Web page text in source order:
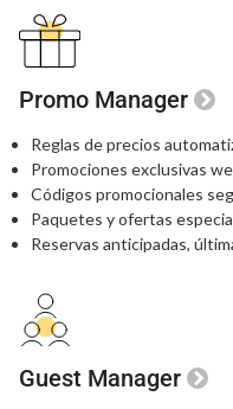
Promo Manager
Reglas de precios
Promociones exclusivas
Códigos promocionales
Paquetes y ofertas
Reservas anticipadas,
Guest Manager